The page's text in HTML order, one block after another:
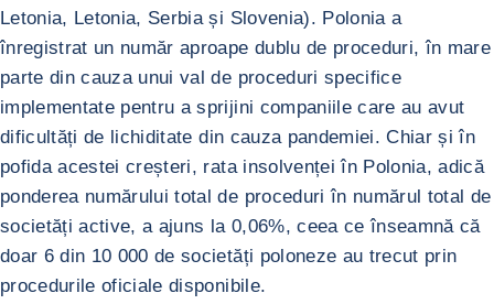
Letonia, Letonia, Serbia și Slovenia). Polonia a
înregistrat un număr aproape dublu de proceduri, în mare
parte din cauza unui val de proceduri specifice
implementate pentru a sprijini companiile care au avut
dificultăți de lichiditate din cauza pandemiei. Chiar și în
pofida acestei creșteri, rata insolvenței în Polonia, adică
ponderea numărului total de proceduri în numărul total de
societăți active, a ajuns la 0,06%, ceea ce înseamnă că
doar 6 din 10 000 de societăți poloneze au trecut prin
procedurile oficiale disponibile.